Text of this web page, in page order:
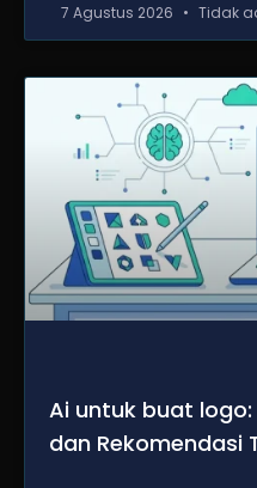
7 Agustus 2026 Tidak
Ai untuk buat
dan Rekomendasi